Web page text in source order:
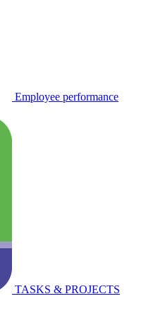
Employee performance
TASKS & PROJECTS